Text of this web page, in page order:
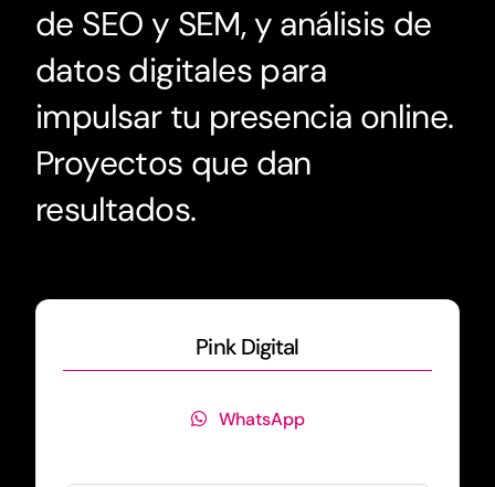
de SEO y SEM, y análisis de
datos digitales para
impulsar tu presencia online.
Proyectos que dan
resultados.
Pink Digital
WhatsApp